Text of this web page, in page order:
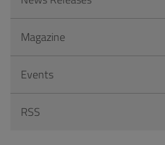
Magazine
Events
RSS